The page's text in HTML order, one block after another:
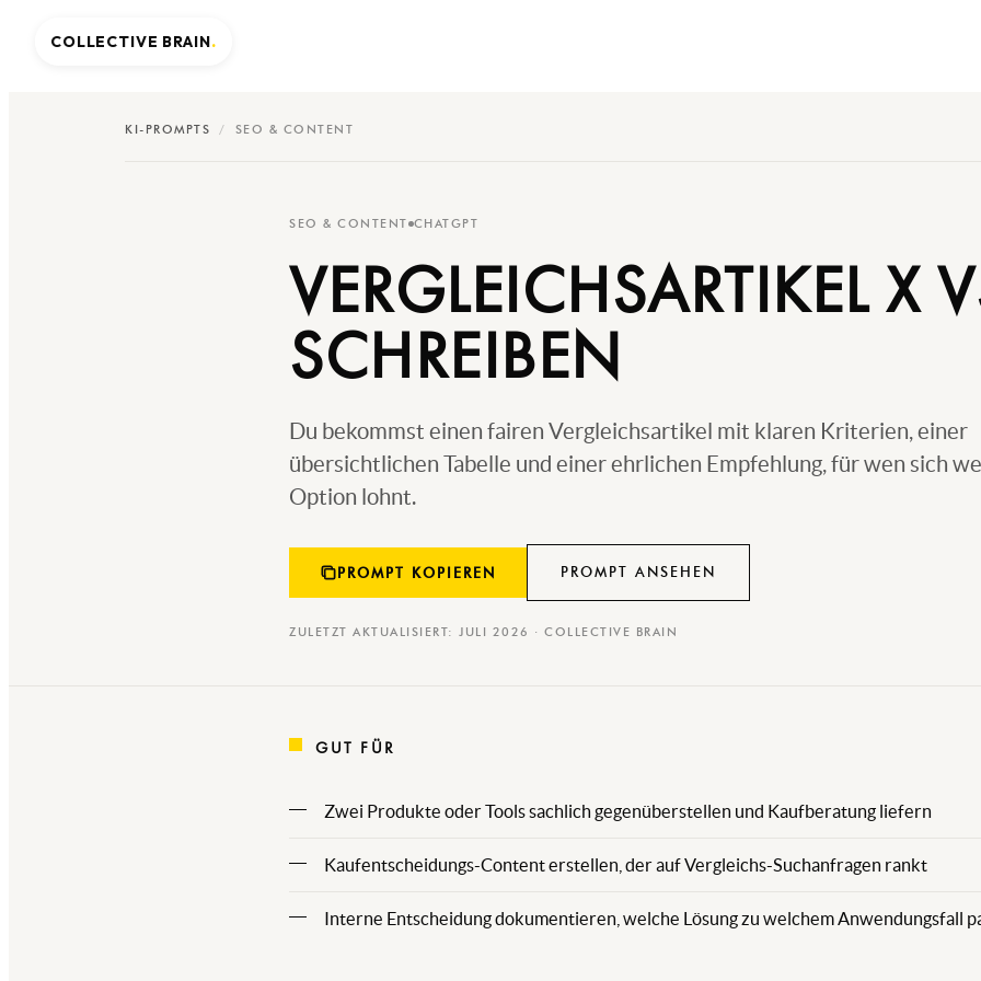
KI-PROMPTS / SEO & CONTENT
SEO & CONTENT CHATGPT
VERGLEICHSARTIKEL X
SCHREIBEN
Du bekommst einen fairen Vergleichsartikel mit klaren Kriterien, einer
übersichtlichen Tabelle und einer ehrlichen Empfehlung, für wen sich
Option lohnt.
PROMPT KOPIEREN PROMPT ANSEHEN
ZULETZT AKTUALISIERT: JULI 2026 · COLLECTIVE BRAIN
GUT FÜR
Zwei Produkte oder Tools sachlich gegenüberstellen und Kaufberatung liefern
Kaufentscheidungs-Content erstellen, der auf Vergleichs-Suchanfragen rankt
Interne Entscheidung dokumentieren, welche Lösung zu welchem Anwendungsfall
COLLECTIVE BRAIN.